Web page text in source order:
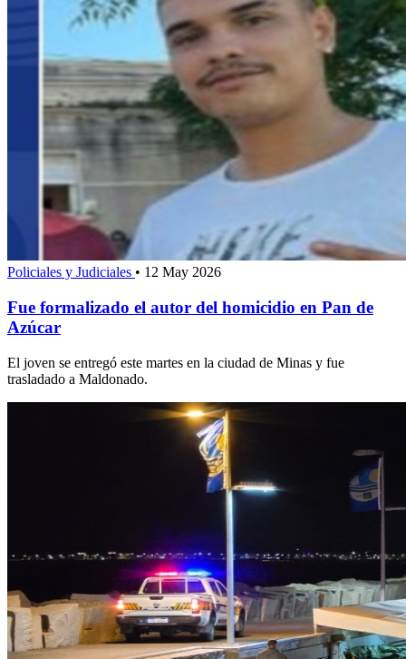
Policiales y Judiciales • 12 May 2026
Fue formalizado el autor del homicidio en Pan de
Azúcar
El joven se entregó este martes en la ciudad de Minas y fue
trasladado a Maldonado.